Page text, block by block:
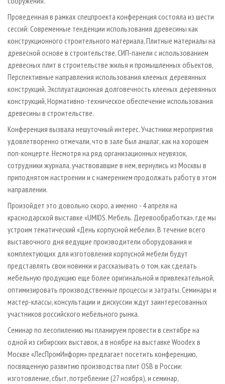
Проведенная в рамках спецпроекта конференция состояла из шести
сессий: Современные тенденции использования древесины как
конструкционного строительного материала, Плитные материалы на
древесной основе в строительстве, СИП-панели с использованием
древесных плит в строительстве жилья и промышленных объектов,
Перспективные направления использования клееных деревянных
конструкций, Эксплуатационная долговечность клееных деревянных
конструкций, Нормативно-­техническое обеспечение использования
древесины в строительстве.
Конференция вызвала нешуточный интерес. Участники мероприятия
удовлетворенно отмечали, что в зале был аншлаг, как на хорошем
поп-­концерте. Несмотря на ряд организационных неувязок,
сотрудники журнала, участвовавшие в нем, вернулись из Москвы в
приподнятом настроении и с намерением продолжать работу в этом
направлении.
Произойдет это довольно скоро, а именно - 4 апреля на
краснодарской выставке «UMIDS. Мебель. Деревообработка», где мы
устроим тематический «День корпусной мебели». В течение всего
выставочного дня ведущие производители оборудования и
комплектующих для изготовления корпусной мебели будут
представлять свои новинки и рассказывать о том, как сделать
мебельную продукцию еще более оригинальной и привлекательной,
оптимизировать производственные процессы и затраты. Семинары и
мастер-­классы, консультации и дискуссии ждут заинтересованных
участников российского мебельного рынка.
Семинар по лесопилению мы планируем провести в сентябре на
одной из сибирских выставок, а в ноябре на выставке Woodex в
Москве «ЛесПромИнформ» предлагает посетить конференцию,
посвященную развитию производства плит OSB в России:
изготовление, сбыт, потребление (27 ноября), и семинар,